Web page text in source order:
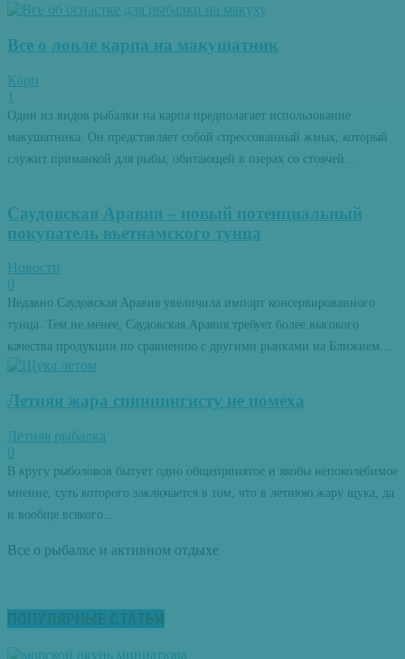
Все о ловле карпа на макушатник
Карп
1
Один из видов рыбалки на карпа предполагает использование
макушатника. Он представляет собой спрессованный жмых, который
служит приманкой для рыбы, обитающей в озерах со стоячей...
Саудовская Аравия – новый потенциальный
покупатель вьетнамского тунца
Новости
0
Недавно Саудовская Аравия увеличила импорт консервированного
тунца. Тем не менее, Саудовская Аравия требует более высокого
качества продукции по сравнению с другими рынками на Ближнем...
Летняя жара спиннингисту не помеха
Летняя рыбалка
0
В кругу рыболовов бытует одно общепринятое и якобы непоколебимое
мнение, суть которого заключается в том, что в летнюю жару щука, да
и вообще всякого...
Все о рыбалке и активном отдыхе
ПОПУЛЯРНЫЕ СТАТЬИ